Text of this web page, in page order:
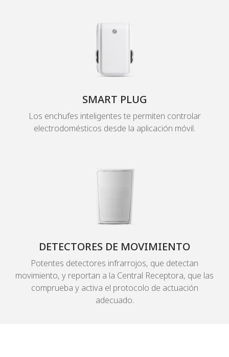
SMART PLUG
Los enchufes inteligentes te permiten controlar
electrodomésticos desde la aplicación móvil.
DETECTORES DE MOVIMIENTO
Potentes detectores infrarrojos, que detectan
movimiento, y reportan a la Central Receptora, que las
comprueba y activa el protocolo de actuación
adecuado.